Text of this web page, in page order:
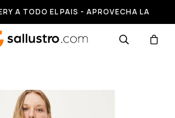
A TODO EL PAIS - APROVECHA LA
HASTA 50% OFF